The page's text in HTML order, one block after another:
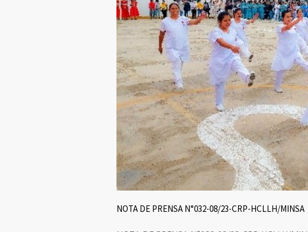
NOTA DE PRENSA N°032-08/23-CRP-HCLLH/MINSA